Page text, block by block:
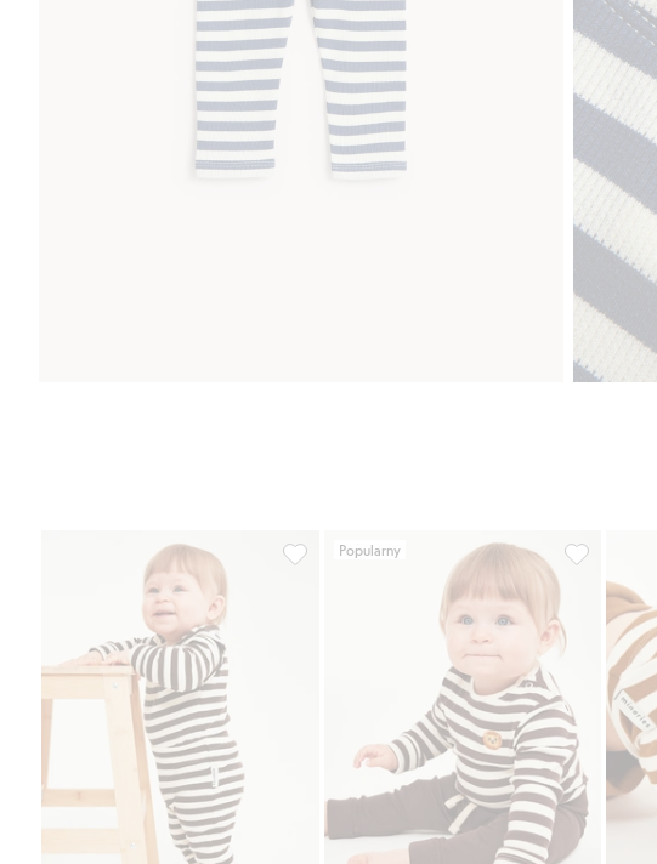
923870, Dodaj do listy ulubione
Popularny